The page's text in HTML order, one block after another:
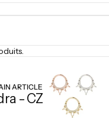
ARTICLE
- CZ